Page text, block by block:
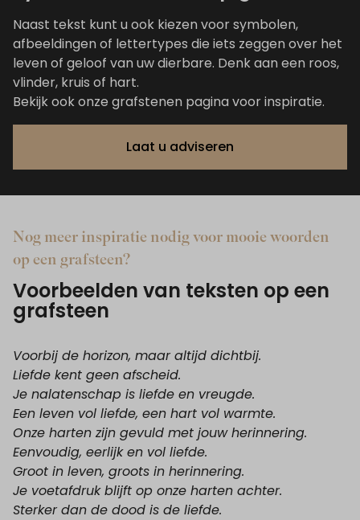
Naast tekst kunt u ook kiezen voor symbolen,
afbeeldingen of lettertypes die iets zeggen over het
leven of geloof van uw dierbare. Denk aan een roos,
vlinder, kruis of hart.
Bekijk ook onze grafstenen pagina voor inspiratie.
Laat u adviseren
Nog meer inspiratie nodig voor mooie woorden
op een grafsteen?
Voorbeelden van teksten op een
grafsteen
Voorbij de horizon, maar altijd dichtbij.
Liefde kent geen afscheid.
Je nalatenschap is liefde en vreugde.
Een leven vol liefde, een hart vol warmte.
Onze harten zijn gevuld met jouw herinnering.
Eenvoudig, eerlijk en vol liefde.
Groot in leven, groots in herinnering.
Je voetafdruk blijft op onze harten achter.
Sterker dan de dood is de liefde.